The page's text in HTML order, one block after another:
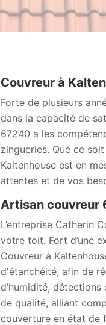
Couvreur à
Forte de plusieurs
dans la capacité de
67240 a les
zingueries. Que ce
Kaltenhouse est en
attentes et de vos
Artisan couvreur
L’entreprise Catherin
votre toit. Fort d’une
Couvreur à
d'étanchéité, afin de
d’humidité,
de qualité, alliant
couverture en état de